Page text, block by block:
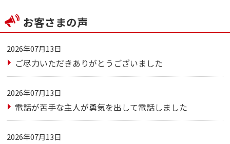
お客さまの声
2026年07月13日
ご尽力いただきありがとうございました
2026年07月13日
電話が苦手な主人が勇気を出して電話しました
2026年07月13日